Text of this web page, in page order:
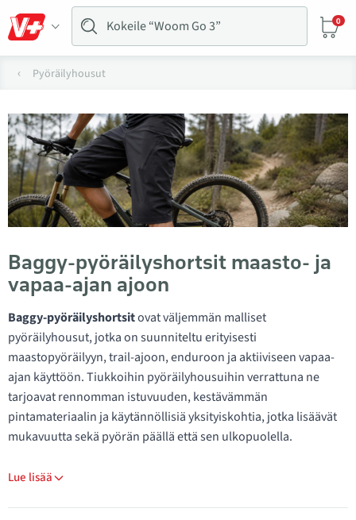
0
Pyöräilyhousut
Baggy-pyöräilyshortsit maasto- ja
vapaa-ajan ajoon
Baggy-pyöräilyshortsitovat väljemmän malliset
pyöräilyhousut, jotka on suunniteltu erityisesti
maastopyöräilyyn, trail-ajoon, enduroon ja aktiiviseen vapaa-
ajan käyttöön. Tiukkoihin pyöräilyhousuihin verrattuna ne
tarjoavat rennomman istuvuuden, kestävämmän
pintamateriaalin ja käytännöllisiä yksityiskohtia, jotka lisäävät
mukavuutta sekä pyörän päällä että sen ulkopuolella.
Lue lisää